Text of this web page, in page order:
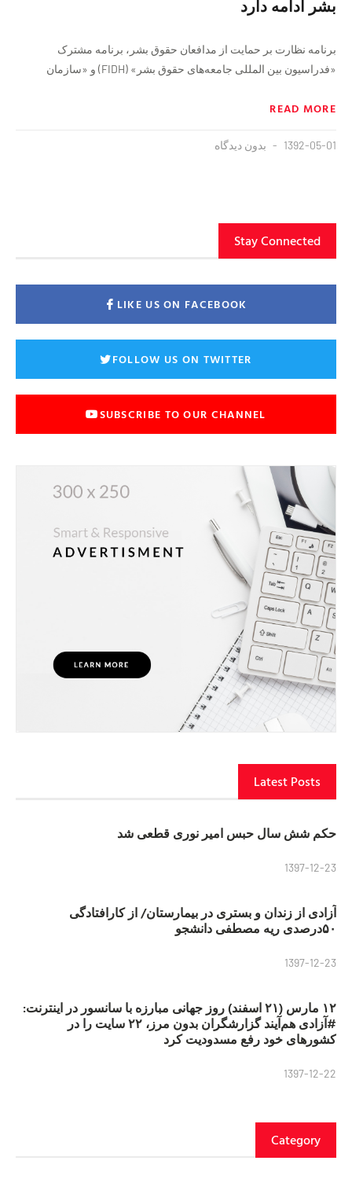
بشر ادامه دارد
برنامه نظارت بر حمایت از مدافعان حقوق بشر، برنامه مشترک
«فدراسیون بین المللی جامعه‌های حقوق بشر» (FIDH) و «سازمان
READ MORE
1392-05-01 بدون دیدگاه
Stay Connected
LIKE US ON FACEBOOK
FOLLOW US ON TWITTER
SUBSCRIBE TO OUR CHANNEL
Latest Posts
حکم شش سال حبس امیر نوری قطعی شد
1397-12-23
آزادی از زندان و بستری در بیمارستان/ از کارافتادگی
۵۰درصدی ریه مصطفی دانشجو
1397-12-23
۱۲ مارس (۲۱ اسفند) روز جهانی مبارزه با سانسور در اینترنت:
#آزادی هم‌آیند گزارشگران‌ بدون مرز، ۲۲ سایت را در
کشورهای خود رفع مسدودیت کرد
1397-12-22
Category